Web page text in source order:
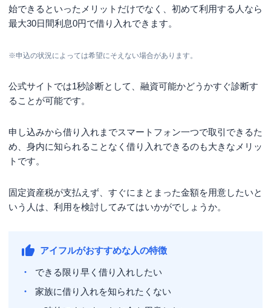
始できるといったメリットだけでなく、初めて利用する人なら
最大30日間利息0円で借り入れできます。
※申込の状況によっては希望にそえない場合があります。
公式サイトでは1秒診断として、融資可能かどうかすぐ診断す
ることが可能です。
申し込みから借り入れまでスマートフォン一つで取引できるた
め、身内に知られることなく借り入れできるのも大きなメリッ
トです。
固定資産税が支払えず、すぐにまとまった金額を用意したいと
いう人は、利用を検討してみてはいかがでしょうか。
アイフルがおすすめな人の特徴
できる限り早く借り入れしたい
家族に借り入れを知られたくない